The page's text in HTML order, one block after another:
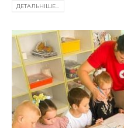
ДЕТАЛЬНIШЕ...